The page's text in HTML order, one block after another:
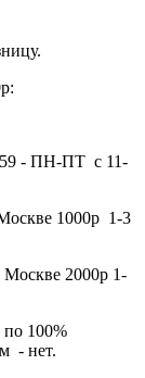
- ПН-ПТ с 11-
1000р 1-3
Москве 2000р 1-
по 100%
- нет.